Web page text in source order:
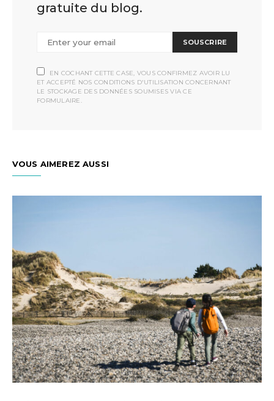
gratuite du blog.
SOUSCRIRE
EN COCHANT CETTE CASE, VOUS CONFIRMEZ AVOIR LU
ET ACCEPTÉ NOS CONDITIONS D'UTILISATION CONCERNANT
LE STOCKAGE DES DONNÉES SOUMISES VIA CE
FORMULAIRE.
VOUS AIMEREZ AUSSI